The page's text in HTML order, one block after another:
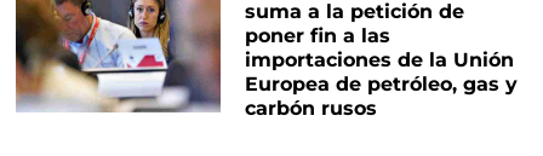
suma a la petición de
poner fin a las
importaciones de la Unión
Europea de petróleo, gas y
carbón rusos